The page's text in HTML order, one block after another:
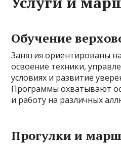
Обучение
Занятия ориентированы
освоение техники,
условиях и развитие
Программы охватывают
и работу на различных
Прогулки и